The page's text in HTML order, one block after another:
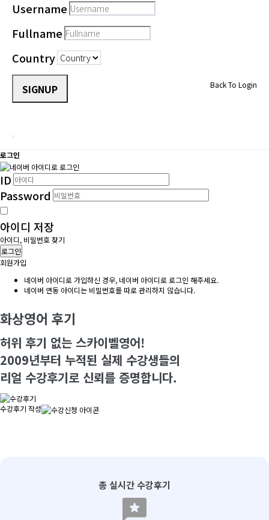
Username
Fullname
Country
SIGNUP Back To Login
로그인
ID
Password
아이디 저장
아이디, 비밀번호 찾기
로그인
회원가입
네이버 아이디로 가입하신 경우, 네이버 아이디로 로그인 해주세요.
네이버 연동 아이디는 비밀번호를 따로 관리하지 않습니다.
화상영어 후기
허위 후기 없는 스카이벨영어!
2009년부터 누적된 실제 수강생들의
리얼 수강후기로 신뢰를 증명합니다.
수강후기 작성
총 실시간 수강후기
reviews